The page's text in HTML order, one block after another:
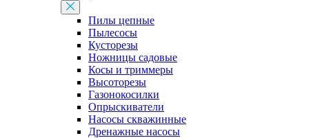
Пилы цепные
Пылесосы
Кусторезы
Ножницы садовые
Косы и триммеры
Высоторезы
Газонокосилки
Опрыскиватели
Насосы скважинные
Дренажные насосы